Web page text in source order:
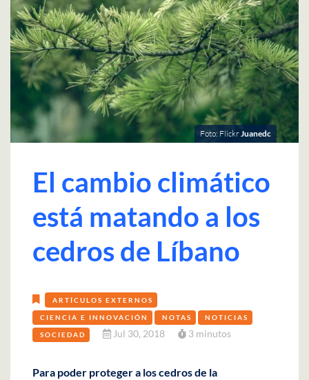
Foto: Flickr Juanedc
El cambio climático
está matando a los
cedros de Líbano
ARTÍCULOS EXTERNOS
CIENCIA E INNOVACIÓN NOTAS NOTICIAS
SOCIEDAD Jul 30, 2018 3 minutos
Para poder proteger a los cedros de la